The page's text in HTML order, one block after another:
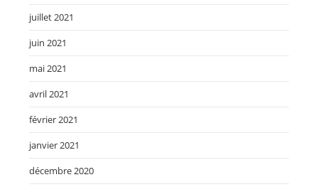
juillet 2021
juin 2021
mai 2021
avril 2021
février 2021
janvier 2021
décembre 2020